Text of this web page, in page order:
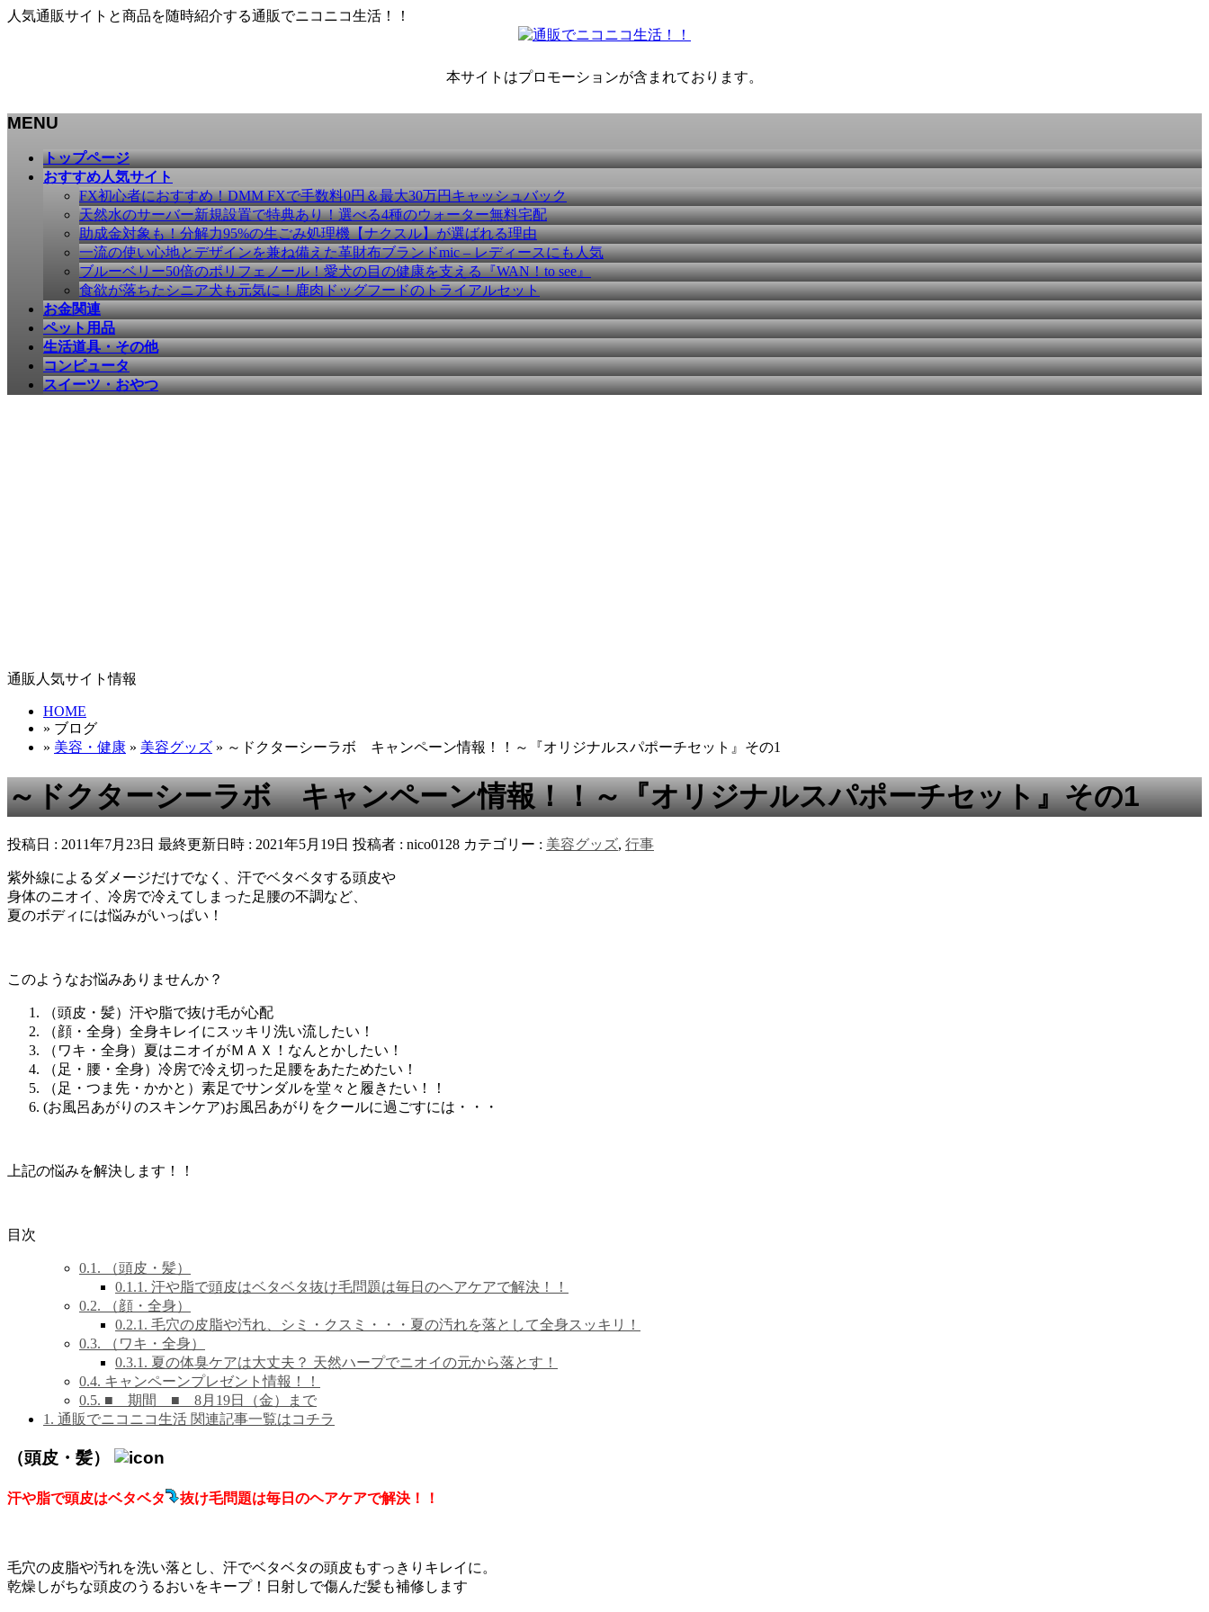
人気通販サイトと商品を随時紹介する通販でニコニコ生活！！
本サイトはプロモーションが含まれております。
MENU
トップページ
おすすめ人気サイト
FX初心者におすすめ！DMM FXで手数料0円＆最大30万円キャッシュバック
天然水のサーバー新規設置で特典あり！選べる4種のウォーター無料宅配
助成金対象も！分解力95%の生ごみ処理機【ナクスル】が選ばれる理由
一流の使い心地とデザインを兼ね備えた革財布ブランドmic – レディースにも人気
ブルーベリー50倍のポリフェノール！愛犬の目の健康を支える『WAN！to see』
食欲が落ちたシニア犬も元気に！鹿肉ドッグフードのトライアルセット
お金関連
ペット用品
生活道具・その他
コンピュータ
スイーツ・おやつ
通販人気サイト情報
HOME
» ブログ
» 美容・健康 » 美容グッズ » ～ドクターシーラボ キャンペーン情報！！～『オリジナルスパポーチセット』その1
～ドクターシーラボ キャンペーン情報！！～『オリジナルスパポーチセット』その1
投稿日 : 2011年7月23日 最終更新日時 : 2021年5月19日 投稿者 : nico0128 カテゴリー : 美容グッズ, 行事
紫外線によるダメージだけでなく、汗でベタベタする頭皮や
身体のニオイ、冷房で冷えてしまった足腰の不調など、
夏のボディには悩みがいっぱい！
このようなお悩みありませんか？
（頭皮・髪）汗や脂で抜け毛が心配
（顔・全身）全身キレイにスッキリ洗い流したい！
（ワキ・全身）夏はニオイがＭＡＸ！なんとかしたい！
（足・腰・全身）冷房で冷え切った足腰をあたためたい！
（足・つま先・かかと）素足でサンダルを堂々と履きたい！！
(お風呂あがりのスキンケア)お風呂あがりをクールに過ごすには・・・
上記の悩みを解決します！！
目次
0.1. （頭皮・髪）
0.1.1. 汗や脂で頭皮はベタベタ抜け毛問題は毎日のヘアケアで解決！！
0.2. （顔・全身）
0.2.1. 毛穴の皮脂や汚れ、シミ・クスミ・・・夏の汚れを落として全身スッキリ！
0.3. （ワキ・全身）
0.3.1. 夏の体臭ケアは大丈夫？ 天然ハープでニオイの元から落とす！
0.4. キャンペーンプレゼント情報！！
0.5. ■ 期間 ■ 8月19日（金）まで
1. 通販でニコニコ生活 関連記事一覧はコチラ
（頭皮・髪）
汗や脂で頭皮はベタベタ 抜け毛問題は毎日のヘアケアで解決！！
毛穴の皮脂や汚れを洗い落とし、汗でベタベタの頭皮もすっきりキレイに。
乾燥しがちな頭皮のうるおいをキープ！日射しで傷んだ髪も補修します